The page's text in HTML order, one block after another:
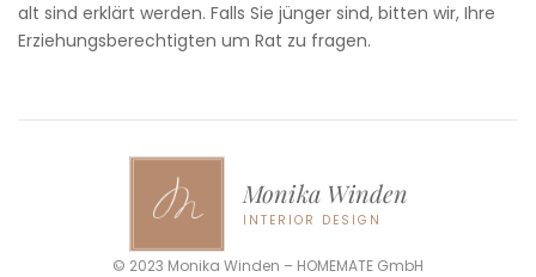
alt sind erklärt werden. Falls Sie jünger sind, bitten wir, Ihre
Erziehungsberechtigten um Rat zu fragen.
Monika Winden
INTERIOR DESIGN
© 2023 Monika Winden – HOMEMATE GmbH